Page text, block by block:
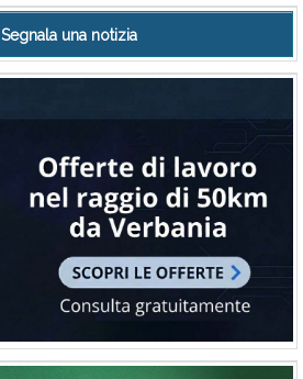
Segnala una notizia